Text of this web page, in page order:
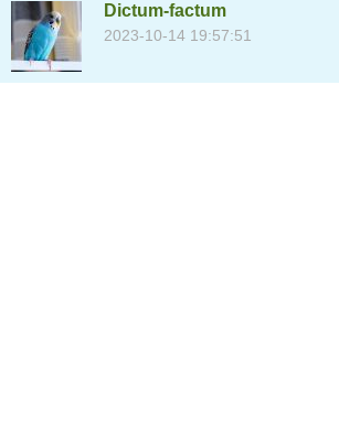
Dictum-factum
2023-10-14 19:57:51